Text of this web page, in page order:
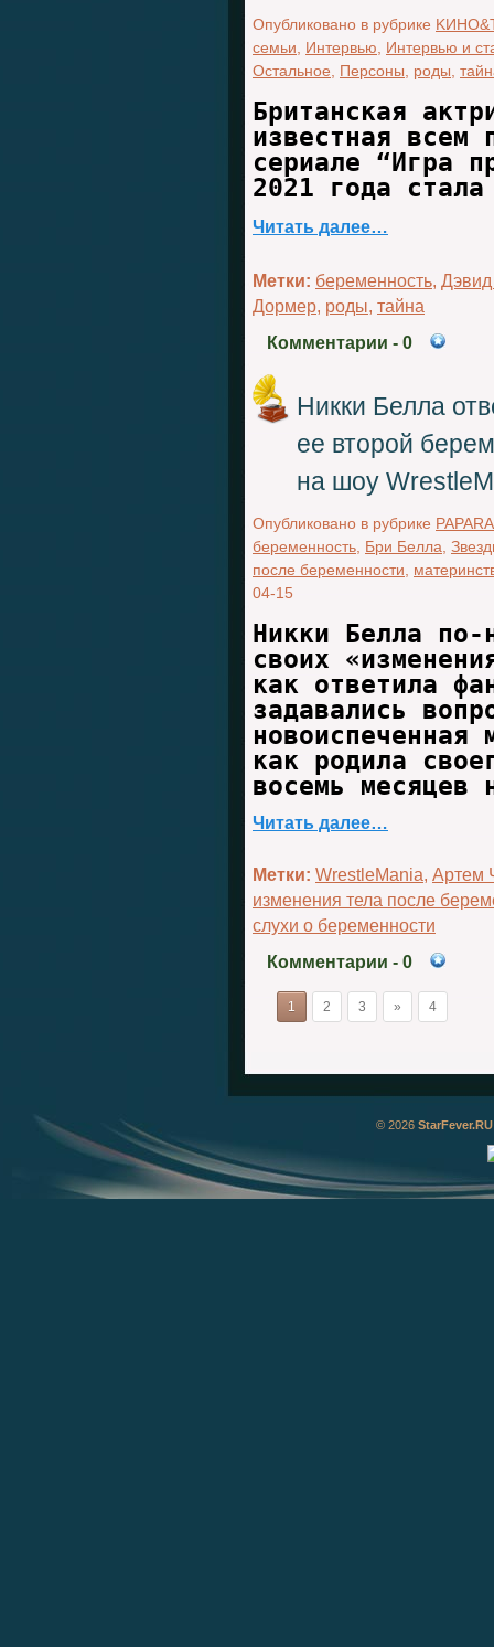
Опубликовано в рубрике
семьи
Интервью
Интервью и
Остальное
Персоны роды
Британская
известная всем
сериале “Игра
2021 года
Читать далее…
Метки: беременность,
Дормер, роды, тайна
Комментарии - 0
Никки Белла
ее второй
на шоу
Опубликовано в рубрике
беременность Бри Белла
после беременности
04-15
Никки Белла по-
своих
как ответила
задавались
как родила
восемь месяцев
Читать далее…
Метки: WrestleMania, Артем
изменения тела после
слухи о беременности
Комментарии - 0
1 2 3 » 4
© 2026 StarFever.RU